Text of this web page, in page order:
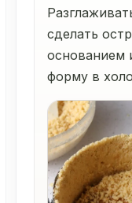
сделать
основанием
форму в